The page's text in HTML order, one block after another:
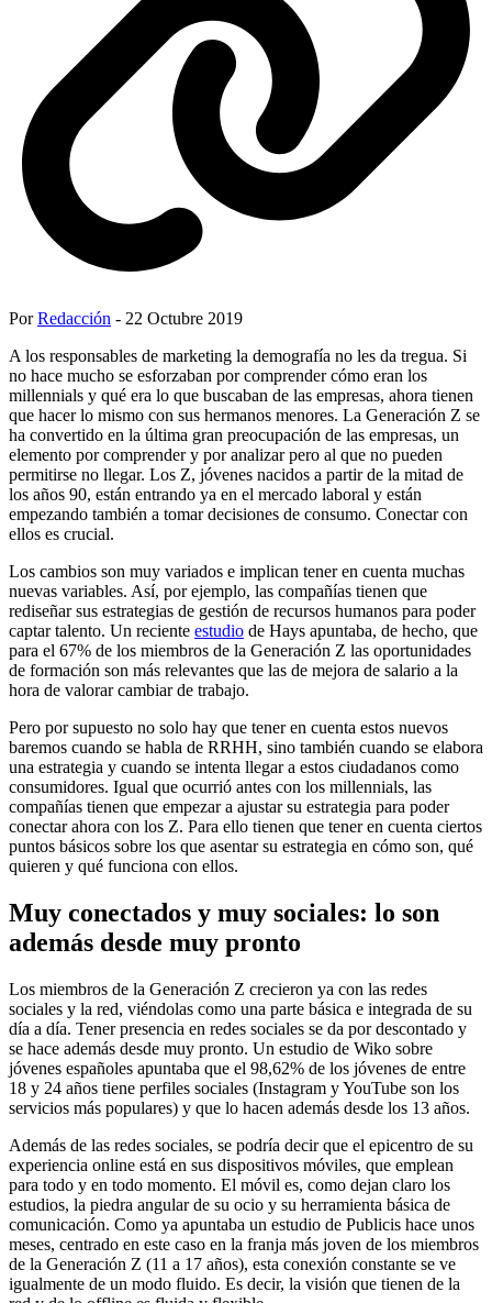
PorRedacción - 22 Octubre 2019
A los responsables de marketing la demografía no les da tregua. Si
no hace mucho se esforzaban por comprender cómo eran los
millennials y qué era lo que buscaban de las empresas, ahora tienen
que hacer lo mismo con sus hermanos menores. La Generación Z se
ha convertido en la última gran preocupación de las empresas, un
elemento por comprender y por analizar pero al que no pueden
permitirse no llegar. Los Z, jóvenes nacidos a partir de la mitad de
los años 90, están entrando ya en el mercado laboral y están
empezando también a tomar decisiones de consumo. Conectar con
ellos es crucial.
Los cambios son muy variados e implican tener en cuenta muchas
nuevas variables. Así, por ejemplo, las compañías tienen que
rediseñar sus estrategias de gestión de recursos humanos para poder
captar talento. Un reciente estudio de Hays apuntaba, de hecho, que
para el 67% de los miembros de la Generación Z las oportunidades
de formación son más relevantes que las de mejora de salario a la
hora de valorar cambiar de trabajo.
Pero por supuesto no solo hay que tener en cuenta estos nuevos
baremos cuando se habla de RRHH, sino también cuando se elabora
una estrategia y cuando se intenta llegar a estos ciudadanos como
consumidores. Igual que ocurrió antes con los millennials, las
compañías tienen que empezar a ajustar su estrategia para poder
conectar ahora con los Z. Para ello tienen que tener en cuenta ciertos
puntos básicos sobre los que asentar su estrategia en cómo son, qué
quieren y qué funciona con ellos.
Muy conectados y muy sociales: lo son
además desde muy pronto
Los miembros de la Generación Z crecieron ya con las redes
sociales y la red, viéndolas como una parte básica e integrada de su
día a día. Tener presencia en redes sociales se da por descontado y
se hace además desde muy pronto. Un estudio de Wiko sobre
jóvenes españoles apuntaba que el 98,62% de los jóvenes de entre
18 y 24 años tiene perfiles sociales (Instagram y YouTube son los
servicios más populares) y que lo hacen además desde los 13 años.
Además de las redes sociales, se podría decir que el epicentro de su
experiencia online está en sus dispositivos móviles, que emplean
para todo y en todo momento. El móvil es, como dejan claro los
estudios, la piedra angular de su ocio y su herramienta básica de
comunicación. Como ya apuntaba un estudio de Publicis hace unos
meses, centrado en este caso en la franja más joven de los miembros
de la Generación Z (11 a 17 años), esta conexión constante se ve
igualmente de un modo fluido. Es decir, la visión que tienen de la